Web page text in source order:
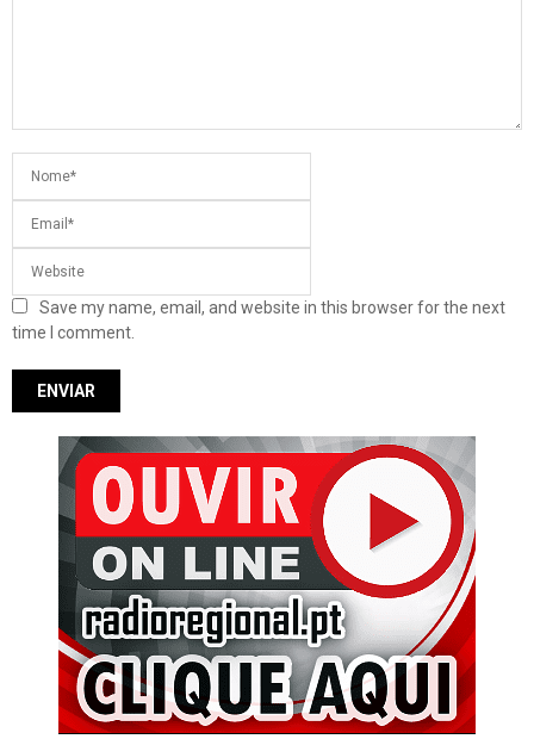
Save my name, email, and website in this browser for the next
time I comment.